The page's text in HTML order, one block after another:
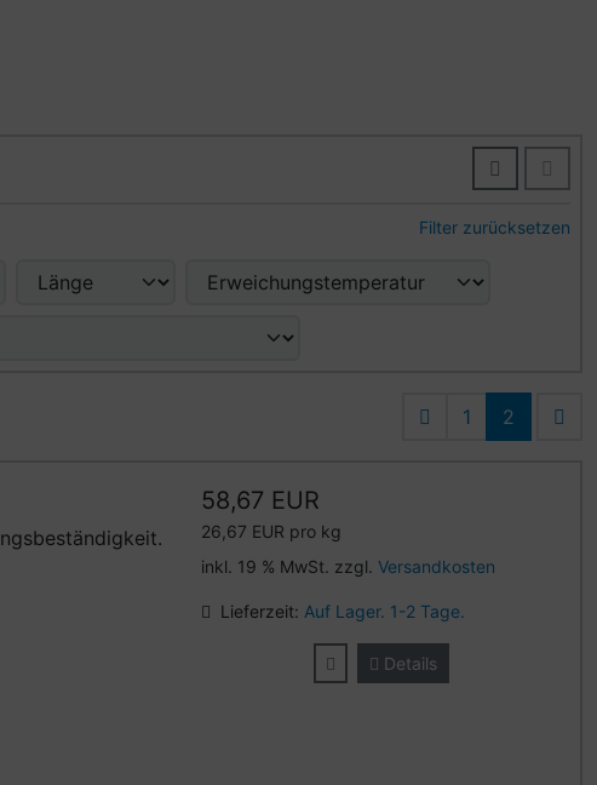
Filter zurücksetzen
1 2
58,67 EUR
26,67 EUR pro kg
inkl. 19 % MwSt. zzgl. Versandkosten
Lieferzeit: Auf Lager. 1-2 Tage.
Details